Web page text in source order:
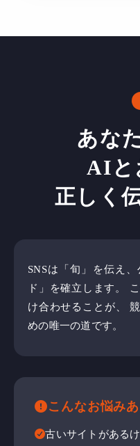
あな
AIと
正しく
SNSは「旬」を伝え
ド」を確立します。
け合わせることが、
めの唯一の道です。
こんなお悩み
古いサイトがある